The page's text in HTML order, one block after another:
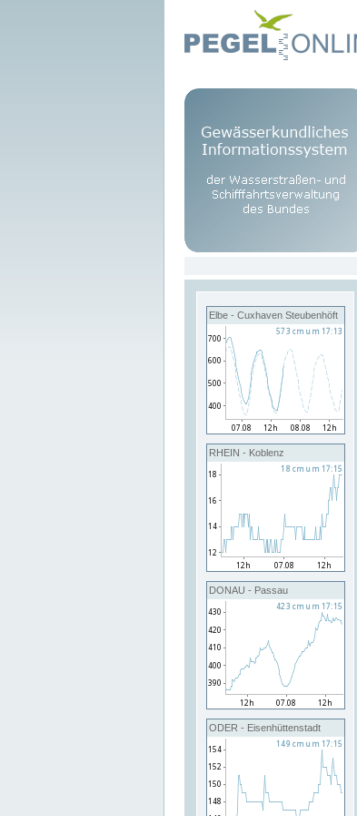
Elbe - Cuxhaven Steubenhöft
RHEIN - Koblenz
DONAU - Passau
ODER - Eisenhüttenstadt